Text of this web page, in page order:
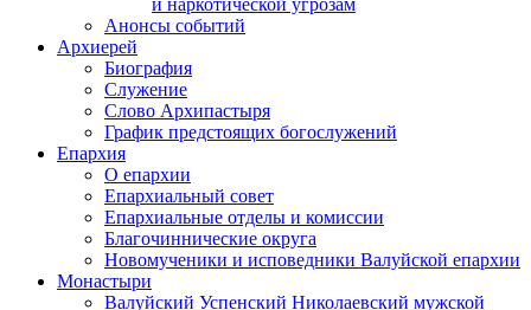
Анонсы событий
Архиерей
Биография
Служение
Слово Архипастыря
График предстоящих богослужений
Епархия
О епархии
Епархиальный совет
Епархиальные отделы и комиссии
Благочиннические округа
Новомученики и исповедники Валуйской епархии
Монастыри
Валуйский Успенский Николаевский мужской